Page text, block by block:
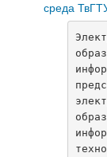
среда